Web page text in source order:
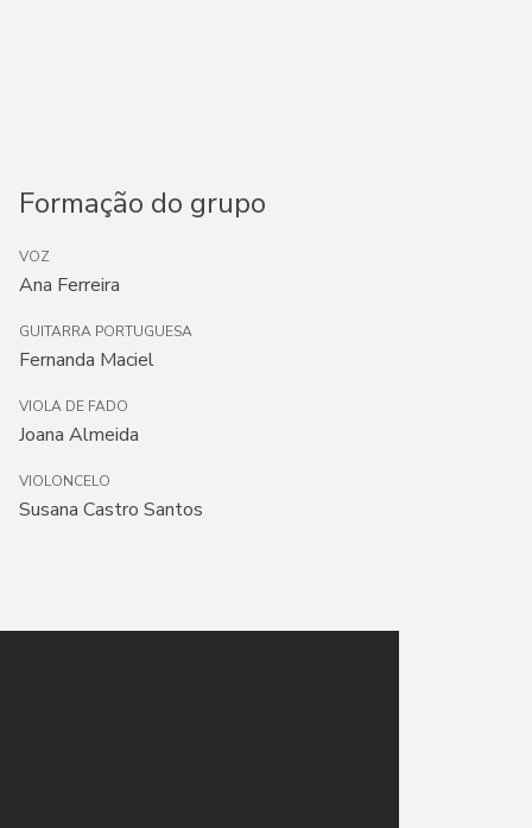
Formação do grupo
VOZ
Ana Ferreira
GUITARRA PORTUGUESA
Fernanda Maciel
VIOLA DE FADO
Joana Almeida
VIOLONCELO
Susana Castro Santos